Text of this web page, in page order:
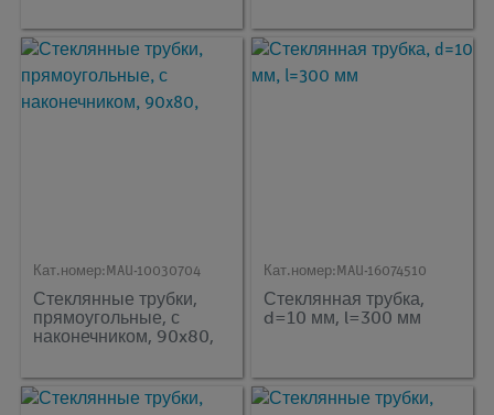
Кат.номер: MAU-10030704
Стеклянные трубки,
прямоугольные, с
наконечником, 90x80,
Кат.номер: MAU-16074510
Стеклянная трубка,
d=10 мм, l=300 мм